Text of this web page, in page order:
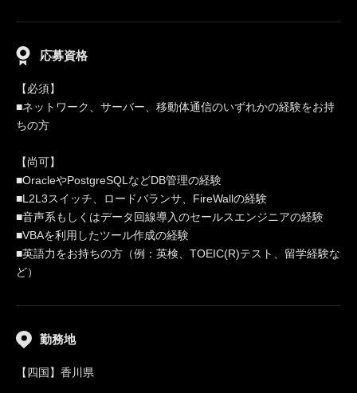
応募資格
【必須】
■ネットワーク、サーバー、移動体通信のいずれかの経験をお持
ちの方
【尚可】
■OracleやPostgreSQLなどDB管理の経験
■L2L3スイッチ、ロードバランサ、FireWallの経験
■音声系もしくはデータ回線導入のセールスエンジニアの経験
■VBAを利用したツール作成の経験
■英語力をお持ちの方（例：英検、TOEIC(R)テスト、留学経験な
ど）
勤務地
【四国】香川県